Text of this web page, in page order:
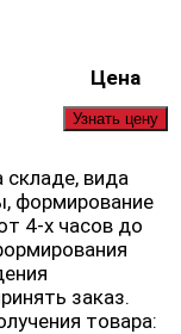
Цена
Узнать цену
складе, вида
формирование
4-х часов до
заказ.
товара: